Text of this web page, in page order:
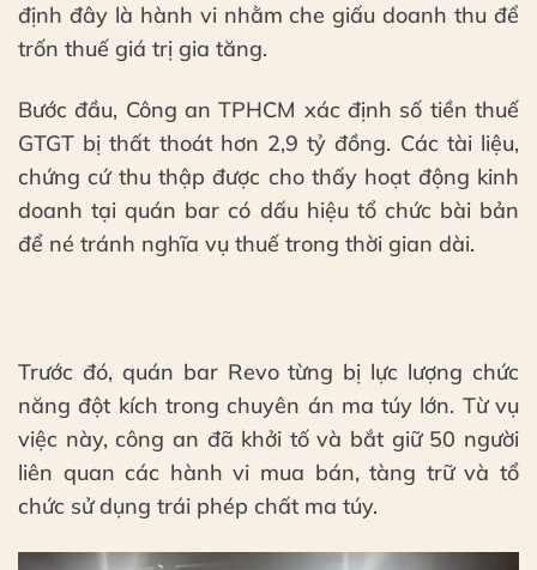
định đây là hành vi nhằm che giấu doanh thu để
trốn thuế giá trị gia tăng.
Bước đầu, Công an TPHCM xác định số tiền thuế
GTGT bị thất thoát hơn 2,9 tỷ đồng. Các tài liệu,
chứng cứ thu thập được cho thấy hoạt động kinh
doanh tại quán bar có dấu hiệu tổ chức bài bản
để né tránh nghĩa vụ thuế trong thời gian dài.
Trước đó, quán bar Revo từng bị lực lượng chức
năng đột kích trong chuyên án ma túy lớn. Từ vụ
việc này, công an đã khởi tố và bắt giữ 50 người
liên quan các hành vi mua bán, tàng trữ và tổ
chức sử dụng trái phép chất ma túy.